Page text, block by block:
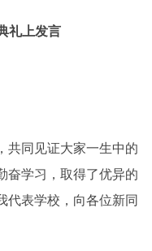
礼上发言
共同见证大家一生中的
奋学习，取得了优异的
代表学校，向各位新同